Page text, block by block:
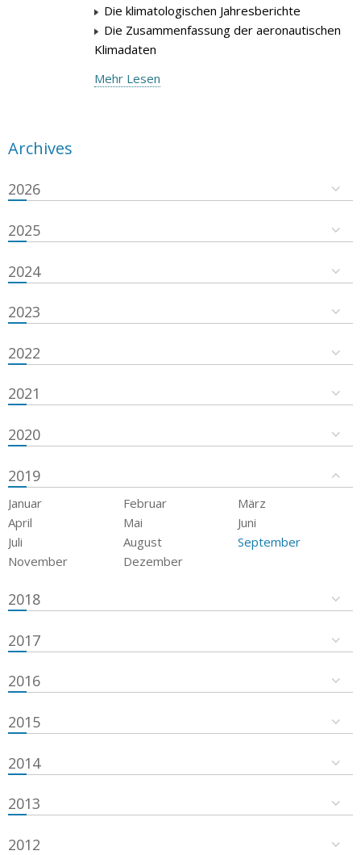
Die klimatologischen Jahresberichte
Die Zusammenfassung der aeronautischen
Klimadaten
Mehr Lesen
Archives
2026
2025
2024
2023
2022
2021
2020
2019
Januar Februar
März
April
Mai
Juni
Juli
August
September
November
Dezember
2018
2017
2016
2015
2014
2013
2012